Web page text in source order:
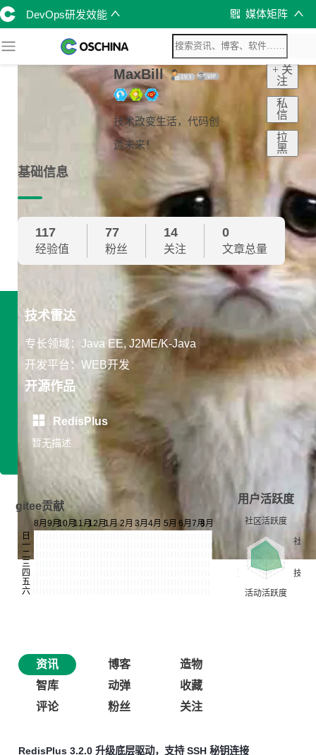
DevOps研发效能 媒体矩阵
MaxBill
技术改变生活，代码创
造未来！
+ 关
注
私
信
拉
黑
基础信息
117
经验值
77
粉丝
14
关注
0
文章总量
技术雷达
专长领域：Java EE, J2ME/K-Java
开发平台：WEB开发
开源作品
RedisPlus
暂无描述
gitee贡献
用户活跃度
资讯 博客
造物
智库
动弹
收藏
评论
粉丝 关注
RedisPlus 3.2.0 升级底层驱动，支持 SSH 秘钥连接